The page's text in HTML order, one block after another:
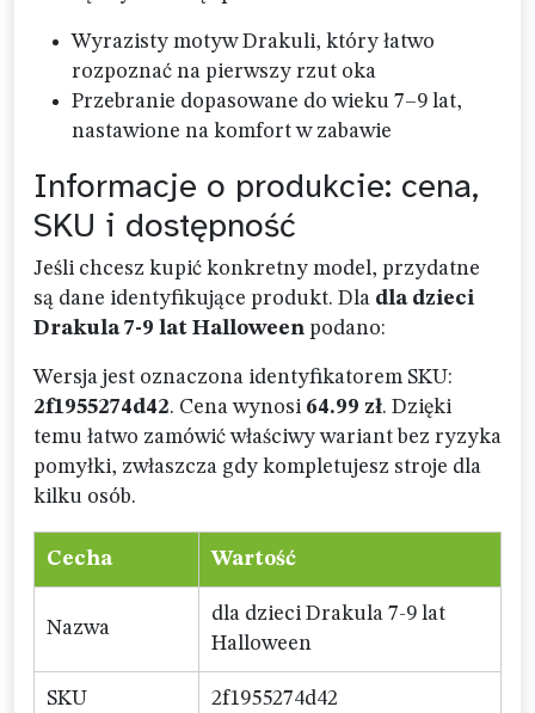
Wyrazisty motyw Drakuli, który łatwo
rozpoznać na pierwszy rzut oka
Przebranie dopasowane do wieku 7–9 lat,
nastawione na komfort w zabawie
Informacje o produkcie: cena,
SKU i dostępność
Jeśli chcesz kupić konkretny model, przydatne
są dane identyfikujące produkt. Dla dla dzieci
Drakula 7-9 lat Halloween podano:
Wersja jest oznaczona identyfikatorem SKU:
2f1955274d42. Cena wynosi 64.99 zł. Dzięki
temu łatwo zamówić właściwy wariant bez ryzyka
pomyłki, zwłaszcza gdy kompletujesz stroje dla
kilku osób.
Cecha Wartość
Nazwa
dla dzieci Drakula 7-9 lat
Halloween
SKU 2f1955274d42